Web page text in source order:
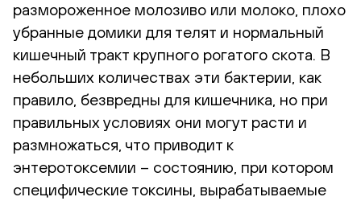
размороженное молозиво или молоко, плохо
убранные домики для телят и нормальный
кишечный тракт крупного рогатого скота. В
небольших количествах эти бактерии, как
правило, безвредны для кишечника, но при
правильных условиях они могут расти и
размножаться, что приводит к
энтеротоксемии – состоянию, при котором
специфические токсины, вырабатываемые